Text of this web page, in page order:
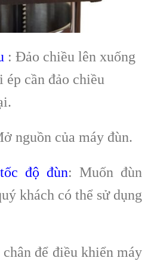
: Đảo chiều lên xuống
cần đảo chiều
nguồn của máy đùn.
độ đùn: Muốn đùn
khách có thể sử dụng
chân để điều khiển máy